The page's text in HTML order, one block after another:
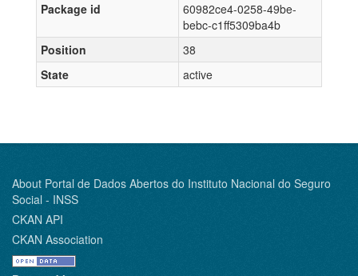
Package id
60982ce4-0258-49be-
bebc-c1ff5309ba4b
Position
38
State
active
About Portal de Dados Abertos do Instituto Nacional do Seguro
Social - INSS
CKAN API
CKAN Association